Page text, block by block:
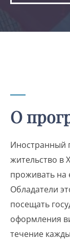
О
Иностранный
жительство в
проживать на
Обладатели
посещать
оформления
течение